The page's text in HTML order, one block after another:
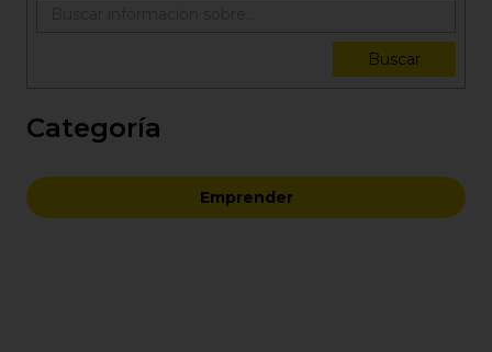
Buscar
Categoría
Emprender